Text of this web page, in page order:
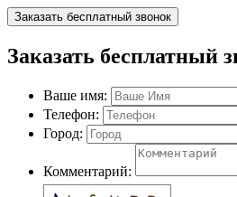
Заказать бесплатный звонок
Заказать бесплатный
Ваше имя:
Телефон:
Город:
Комментарий: